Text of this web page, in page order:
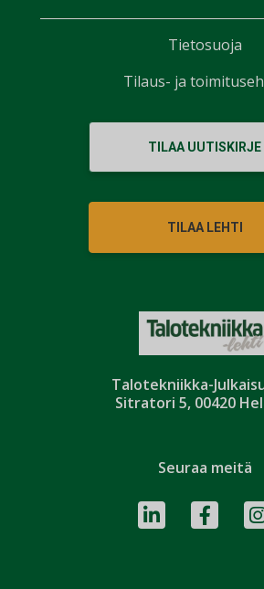
Talotekniikka-
Sitratori 5, 00420
TILAA UUTISKIRJE
TILAA LEHTI
Seuraa meitä
Tietosuoja
Tilaus- ja